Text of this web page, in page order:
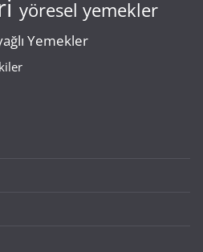
yöresel yemekler
Yemekler